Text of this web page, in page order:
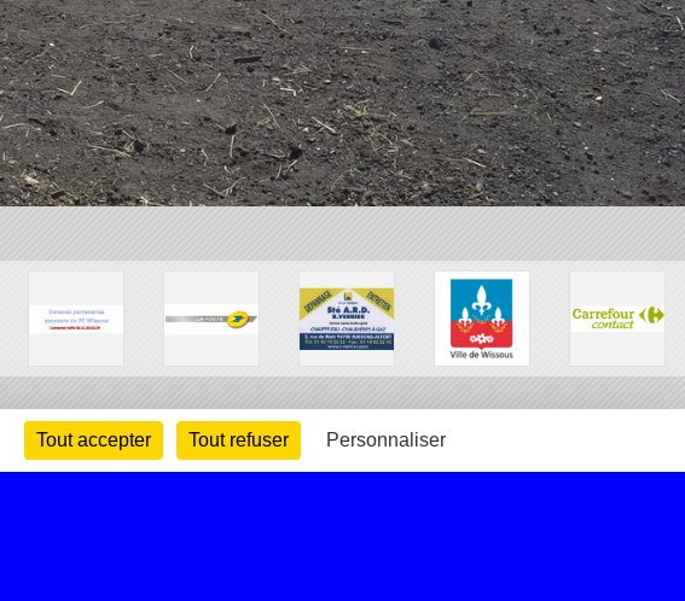
Tout accepter Tout refuser Personnaliser